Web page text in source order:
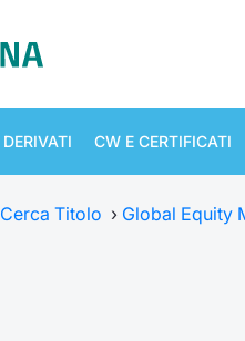
DERIVATI CW E CERTIFICATI
Cerca Titolo › Global Equity